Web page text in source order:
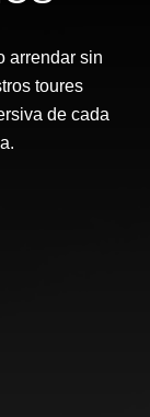
arrendar sin
toures
de cada